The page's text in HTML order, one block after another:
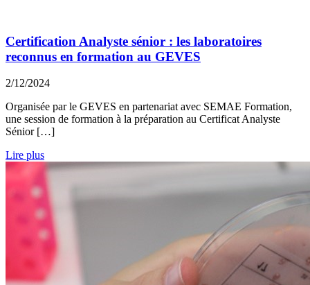
Certification Analyste sénior : les laboratoires
reconnus en formation au GEVES
2/12/2024
Organisée par le GEVES en partenariat avec SEMAE Formation,
une session de formation à la préparation au Certificat Analyste
Sénior […]
Lire plus